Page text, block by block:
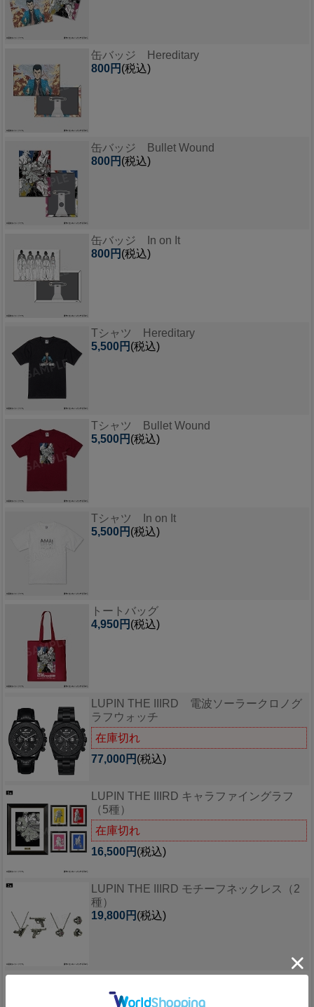
缶バッジ Hereditary
800円 (税込)
缶バッジ Bullet Wound
800円 (税込)
缶バッジ In on It
800円 (税込)
Tシャツ Hereditary
5,500円 (税込)
Tシャツ Bullet Wound
5,500円 (税込)
Tシャツ In on It
5,500円 (税込)
トートバッグ
4,950円 (税込)
LUPIN THE IIIRD 電波ソーラークロノグ
ラフウォッチ
在庫切れ
77,000円 (税込)
LUPIN THE IIIRD キャラファイングラフ
（5種）
在庫切れ
16,500円 (税込)
LUPIN THE IIIRD モチーフネックレス（2
種）
19,800円 (税込)
ンドコレクション（全5種）